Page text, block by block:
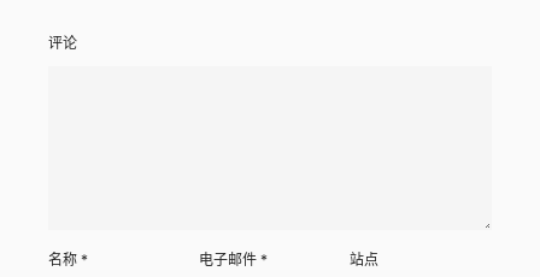
评论
名称 * 电子邮件* 站点